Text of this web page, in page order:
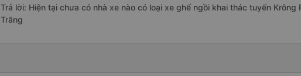
Trả lời: Hiện tại chưa có nhà xe nào có loại xe ghế ngồi khai thác tuyến
Trăng